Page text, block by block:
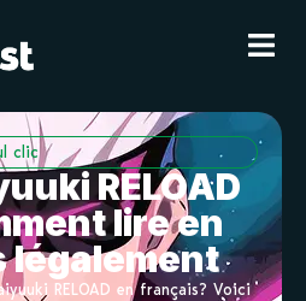
clic
RELOAD
lire en
légalement
RELOAD en français? Voici